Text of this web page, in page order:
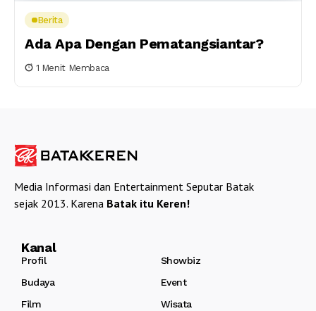
Berita
Ada Apa Dengan Pematangsiantar?
1 Menit Membaca
Media Informasi dan Entertainment Seputar Batak
sejak 2013. Karena Batak itu Keren!
Kanal
Profil
Showbiz
Budaya
Event
Film
Wisata